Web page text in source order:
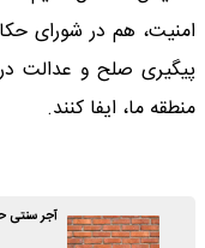
امنیت، هم در شورای
پیگیری صلح و عدالت در
منطقه ما، ایفا کنند.
آجر سنتی حیدری 3 نسل